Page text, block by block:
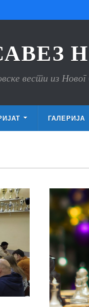
вести из
ГАЛЕРИЈА